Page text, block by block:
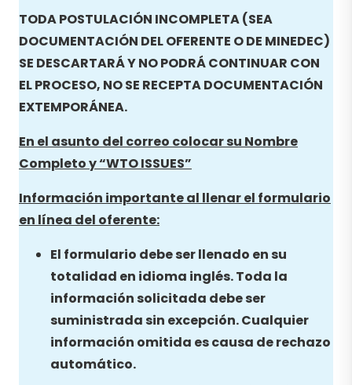
TODA POSTULACIÓN INCOMPLETA (SEA
DOCUMENTACIÓN DEL OFERENTE O DE MINEDEC)
SE DESCARTARÁ Y NO PODRÁ CONTINUAR CON
EL PROCESO, NO SE RECEPTA DOCUMENTACIÓN
EXTEMPORÁNEA.
En el asunto del correo colocar su Nombre
Completo y “WTO ISSUES”
Información importante al llenar el formulario
en línea del oferente:
El formulario debe ser llenado en su
totalidad en idioma inglés. Toda la
información solicitada debe ser
suministrada sin excepción. Cualquier
información omitida es causa de rechazo
automático.